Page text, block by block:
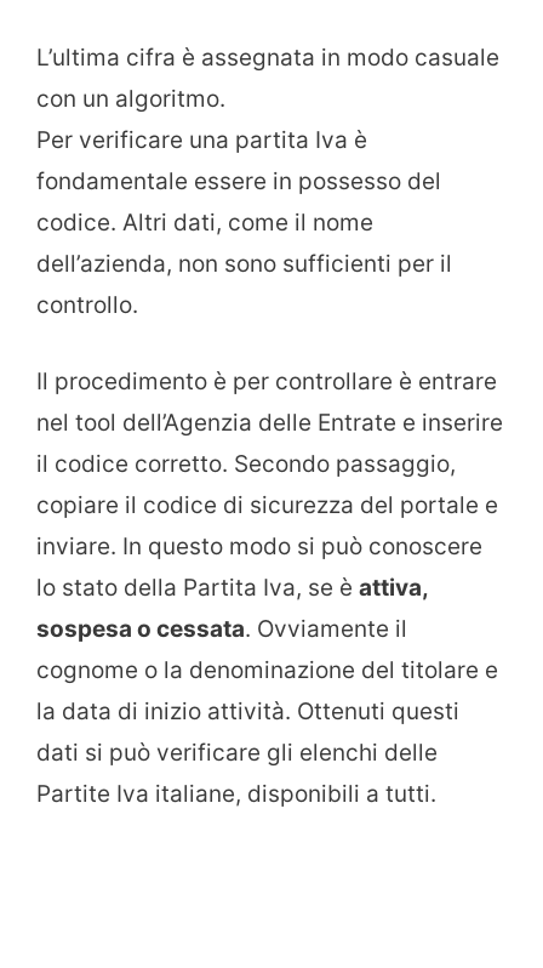
L’ultima cifra è assegnata in modo casuale
con un algoritmo.
Per verificare una partita Iva è
fondamentale essere in possesso del
codice. Altri dati, come il nome
dell’azienda, non sono sufficienti per il
controllo.
Il procedimento è per controllare è entrare
nel tool dell’Agenzia delle Entrate e inserire
il codice corretto. Secondo passaggio,
copiare il codice di sicurezza del portale e
inviare. In questo modo si può conoscere
lo stato della Partita Iva, se è attiva,
sospesa o cessata. Ovviamente il
cognome o la denominazione del titolare e
la data di inizio attività. Ottenuti questi
dati si può verificare gli elenchi delle
Partite Iva italiane, disponibili a tutti.